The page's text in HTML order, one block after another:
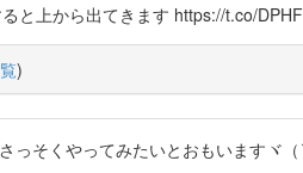
と上から出てきます https://t.co/
)
っそくやってみたいとおもいますヾ